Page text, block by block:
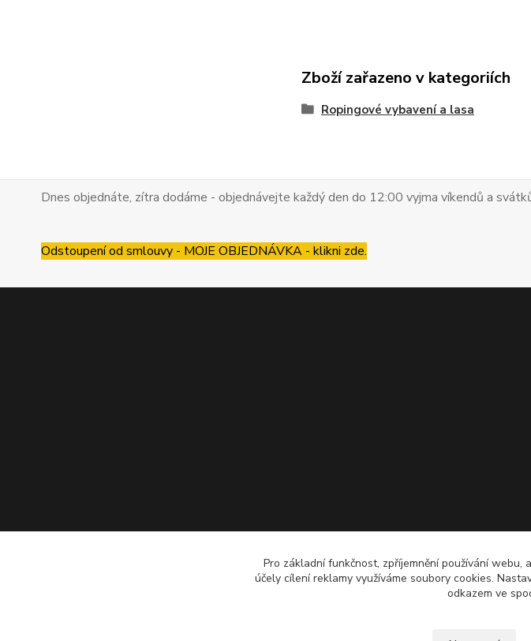
Zboží zařazeno v kategoriích
Ropingové vybavení a lasa
Dnes objednáte, zítra dodáme - objednávejte každý den do 12:00 vyjma víkendů a
Odstoupení od smlouvy - MOJE OBJEDNÁVKA - klikni zde.
Pro základní funkčnost, zpříjemnění používání
účely cílení reklamy využíváme soubory cookies.
odkazem ve